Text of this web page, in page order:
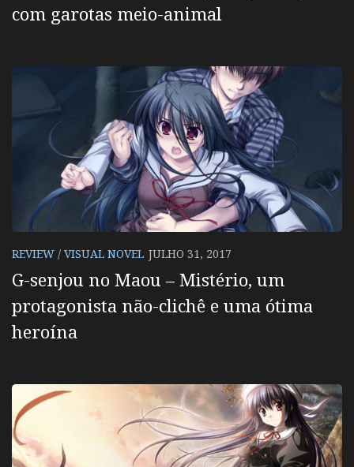
com garotas meio-animal
REVIEW / VISUAL NOVEL JULHO 31, 2017
G-senjou no Maou – Mistério, um
protagonista não-clichê e uma ótima
heroína